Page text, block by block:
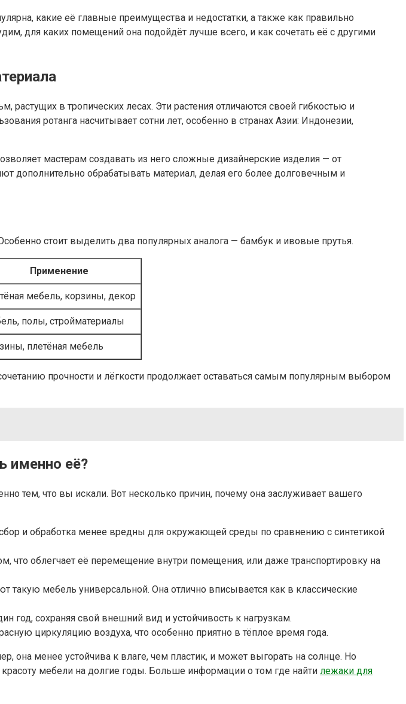
какие её главные преимущества и недостатки, а также как правильно
для каких помещений она подойдёт лучше всего, и как сочетать её с другими
растущих в тропических лесах. Эти растения отличаются своей гибкостью и
ротанга насчитывает сотни лет, особенно в странах Азии: Индонезии,
мастерам создавать из него сложные дизайнерские изделия — от
дополнительно обрабатывать материал, делая его более долговечным и
стоит выделить два популярных аналога — бамбук и ивовые прутья.
Применение
мебель, корзины, декор
полы, стройматериалы
плетёная мебель
прочности и лёгкости продолжает оставаться самым популярным выбором
именно её?
тем, что вы искали. Вот несколько причин, почему она заслуживает вашего
и обработка менее вредны для окружающей среды по сравнению с синтетикой
что облегчает её перемещение внутри помещения, или даже транспортировку на
такую мебель универсальной. Она отлично вписывается как в классические
год, сохраняя свой внешний вид и устойчивость к нагрузкам.
циркуляцию воздуха, что особенно приятно в тёплое время года.
она менее устойчива к влаге, чем пластик, и может выгорать на солнце. Но
мебели на долгие годы. Больше информации о том где найти лежаки для